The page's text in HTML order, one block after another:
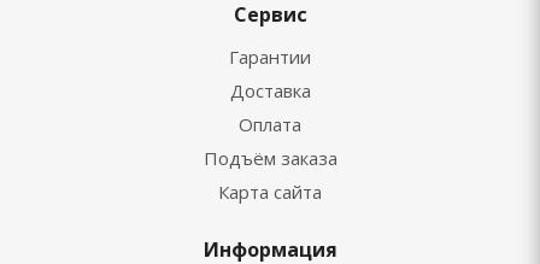
Сервис
Гарантии
Доставка
Оплата
Подъём заказа
Карта сайта
Информация